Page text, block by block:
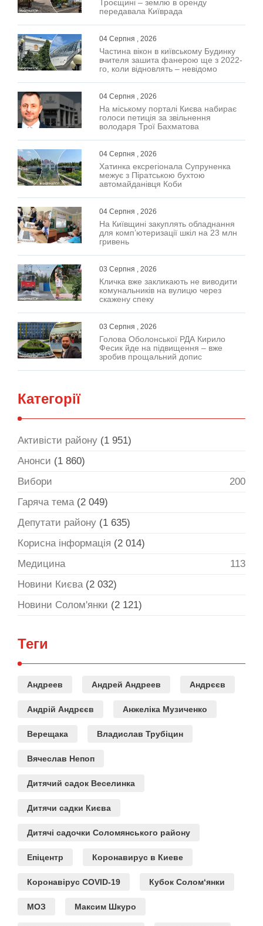
Троєщині – землю в оренду
передавала Київрада
04 Серпня , 2026
Частина вікон в київському Будинку
вчителя зашита фанерою ще з 2022-
го, коли відновлять – невідомо
04 Серпня , 2026
На міському порталі Києва набирає
голоси петиція за звільнення
володаря Трої Бахматова
04 Серпня , 2026
Хатинка ексрегіонала Супруненка
межує з Піратською бухтою
автомайданівця Коби
04 Серпня , 2026
На Київщині закуплять обладнання
для комп’ютеризації шкіл на 23 млн
гривень
03 Серпня , 2026
Кличка вже закликають не виводити
комунальників на вулицю через
скажену спеку
03 Серпня , 2026
Голова Оболонської РДА Кирило
Фесик йде на підвищення – вже
зробив прощальний допис
Категорії
Активісти району (1 951)
Анонси (1 860)
Вибори
200
Гаряча тема(2 049)
Депутати району (1 635)
Корисна інформація (2 014)
Медицина
113
Новини Києва(2 032)
Новини Солом'янки (2 121)
Теги
Андреев Андрей Андреев Андрєєв
Андрій Андрєєв Анжеліка Музиченко
Верещака Владислав Трубіцин
Вячеслав Непоп
Дитячий садок Веселинка
Дитячи садки Києва
Дитячі садочки Соломянського району
Епіцентр Коронавирус в Киеве
Коронавірус COVID-19 Кубок Солом‘янки
МОЗ Максим Шкуро